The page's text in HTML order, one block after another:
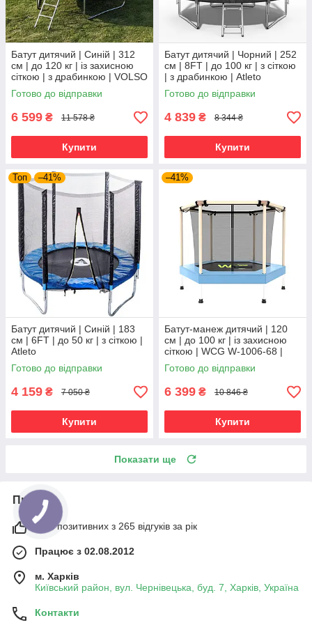
Батут дитячий | Синій | 312
см | до 120 кг | із захисною
сіткою | з драбинкою | VOLSO
VS1010 | для дому, дачі та
активного
Готово до відправки
6 599 ₴ 11 578 ₴
Купити
Батут дитячий | Чорний | 252
см | 8FT | до 100 кг | з сіткою
| з драбинкою | Atleto
Готово до відправки
4 839 ₴ 8 344 ₴
Купити
Топ –41%
Батут дитячий | Синій | 183
см | 6FT | до 50 кг | з сіткою |
Atleto
Готово до відправки
4 159 ₴ 7 050 ₴
Купити
–41%
Батут-манеж дитячий | 120
см | до 100 кг | із захисною
сіткою | WCG W-1006-68 |
для дому, дачі та активного
відпочинку
Готово до відправки
6 399 ₴ 10 846 ₴
Купити
Показати ще
Про нас
98% позитивних з 265 відгуків за рік
Працює з 02.08.2012
м. Харків
Київський район, вул. Чернівецька, буд. 7, Харків, Україна
Контакти